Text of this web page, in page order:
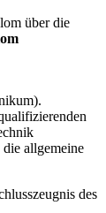
über die
allgemeine
des